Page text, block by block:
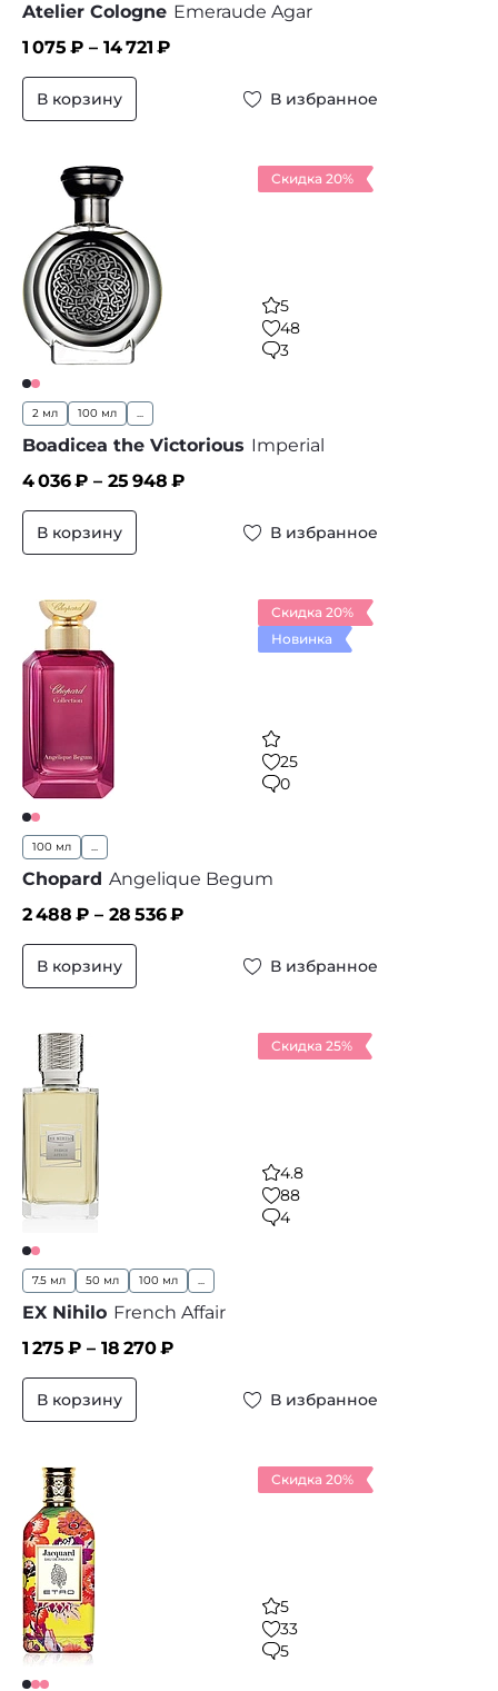
Atelier Cologne Emeraude Agar
1 075 ₽ – 14 721 ₽
В корзину В избранное
Скидка 20%
5
48
3
2 мл 100 мл ...
Boadicea the Victorious Imperial
4 036₽ – 25 948 ₽
В корзину В избранное
Скидка 20%
Новинка
25
0
100 мл ...
Chopard Angelique Begum
2 488 ₽ – 28 536₽
В корзину В избранное
Скидка 25%
4.8
88
4
7.5 мл 50 мл 100 мл ...
EX Nihilo French Affair
1 275 ₽ – 18 270₽
В корзину В избранное
Скидка 20%
5
33
5